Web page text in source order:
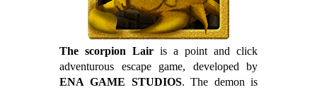
The scorpion Lair is a point and click
adventurous escape game, developed by
ENA GAME STUDIOS. The demon is